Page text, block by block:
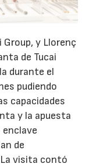
Group, y Llorenç
de Tucai
durante el
pudiendo
capacidades
y la apuesta
enclave
de
visita contó